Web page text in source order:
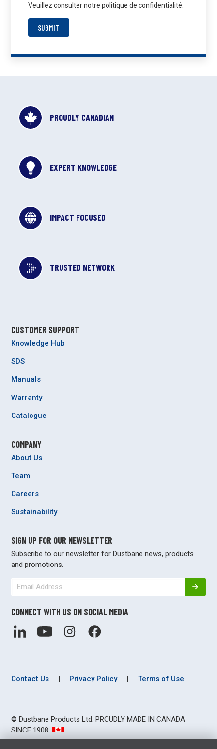
Veuillez consulter notre politique de confidentialité.
SUBMIT
PROUDLY CANADIAN
EXPERT KNOWLEDGE
IMPACT FOCUSED
TRUSTED NETWORK
CUSTOMER SUPPORT
Knowledge Hub
SDS
Manuals
Warranty
Catalogue
COMPANY
About Us
Team
Careers
Sustainability
SIGN UP FOR OUR NEWSLETTER
Subscribe to our newsletter for Dustbane news, products
and promotions.
CONNECT WITH US ON SOCIAL MEDIA
Contact Us | Privacy Policy | Terms of Use
© Dustbane Products Ltd. PROUDLY MADE IN CANADA
SINCE 1908